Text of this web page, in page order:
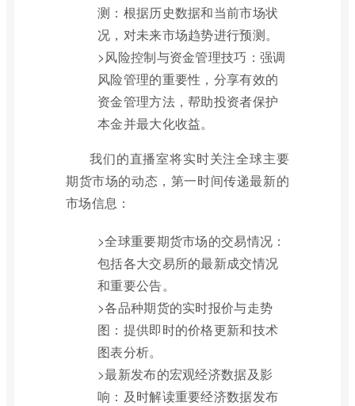
测：根据历史数据和当前市场状
况，对未来市场趋势进行预测。
>风险控制与资金管理技巧：强调
风险管理的重要性，分享有效的
资金管理方法，帮助投资者保护
本金并最大化收益。
我们的直播室将实时关注全球主要
期货市场的动态，第一时间传递最新的
市场信息：
>全球重要期货市场的交易情况：
包括各大交易所的最新成交情况
和重要公告。
>各品种期货的实时报价与走势
图：提供即时的价格更新和技术
图表分析。
>最新发布的宏观经济数据及影
响：及时解读重要经济数据发布